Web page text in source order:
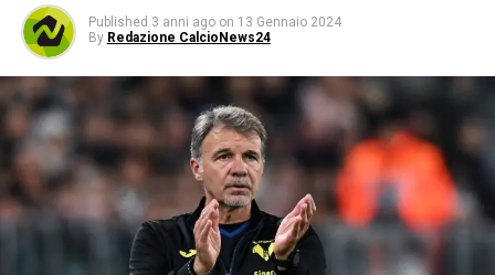
Published 3 anni ago on 13 Gennaio 2024
By Redazione CalcioNews24